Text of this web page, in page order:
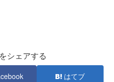
シェアする
はてブ